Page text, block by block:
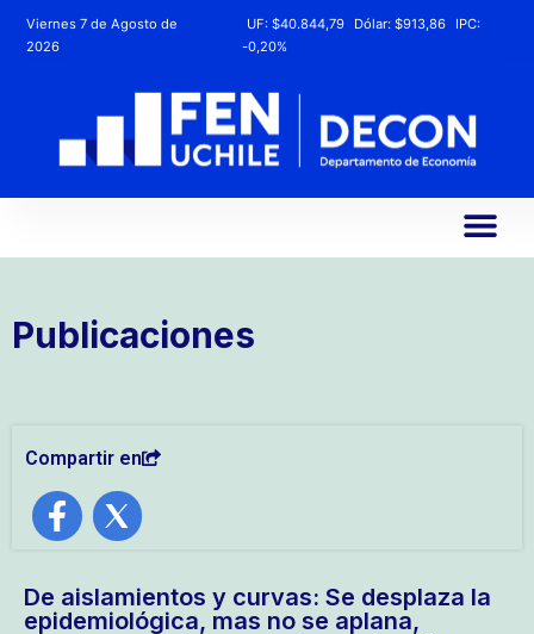
Viernes 7 de Agosto de
2026
UF: $40.844,79 Dólar: $913,86
IPC:
-0,20%
Publicaciones
Compartir en
De aislamientos y curvas: Se desplaza la
epidemiológica, mas no se aplana,